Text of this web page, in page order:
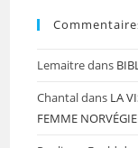
Lemaitredans
Chantaldans LA
FEMME